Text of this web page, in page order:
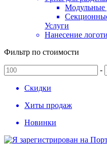
Модульные
Услуги
Нанесение
Фильтр по стоимости
-
Скидки
Хиты продаж
Новинки